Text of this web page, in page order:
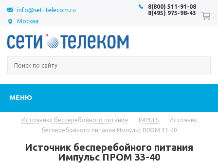
Москва
8(800) 511-91-08
8(495) 975-98-43
info@seti-telecom.ru
МЕНЮ
Источники бесперебойного питания - IMPULS -
Источник
бесперебойного питания Импульс ПРОМ 33-40
Источник бесперебойного питания
Импульс ПРОМ 33-40